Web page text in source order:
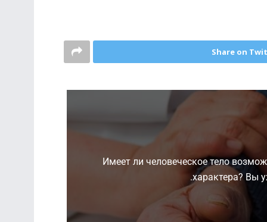
Share on
Имеет ли человеческое тело
характера? Вы